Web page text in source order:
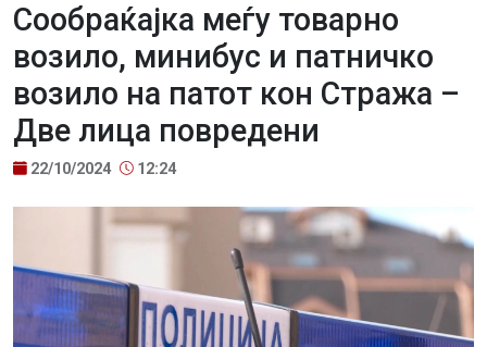
Сообраќајка меѓу товарно
возило, минибус и патничко
возило на патот кон Стража –
Две лица повредени
22/10/2024 12:24